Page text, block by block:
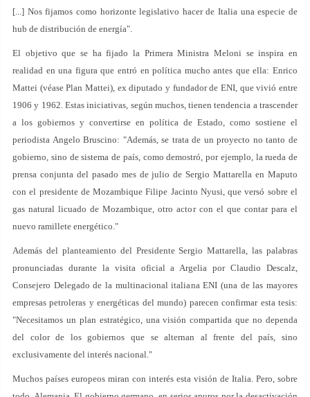
[...] Nos fijamos como horizonte legislativo hacer de Italia una especie de
hub de distribución de energía".
El objetivo que se ha fijado la Primera Ministra Meloni se inspira en
realidad en una figura que entró en política mucho antes que ella: Enrico
Mattei (véase Plan Mattei), ex diputado y fundador de ENI, que vivió entre
1906 y 1962. Estas iniciativas, según muchos, tienen tendencia a trascender
a los gobiernos y convertirse en política de Estado, como sostiene el
periodista Angelo Bruscino: "Además, se trata de un proyecto no tanto de
gobierno, sino de sistema de país, como demostró, por ejemplo, la rueda de
prensa conjunta del pasado mes de julio de Sergio Mattarella en Maputo
con el presidente de Mozambique Filipe Jacinto Nyusi, que versó sobre el
gas natural licuado de Mozambique, otro actor con el que contar para el
nuevo ramillete energético."
Además del planteamiento del Presidente Sergio Mattarella, las palabras
pronunciadas durante la visita oficial a Argelia por Claudio Descalz,
Consejero Delegado de la multinacional italiana ENI (una de las mayores
empresas petroleras y energéticas del mundo) parecen confirmar esta tesis:
"Necesitamos un plan estratégico, una visión compartida que no dependa
del color de los gobiernos que se alternan al frente del país, sino
exclusivamente del interés nacional."
Muchos países europeos miran con interés esta visión de Italia. Pero, sobre